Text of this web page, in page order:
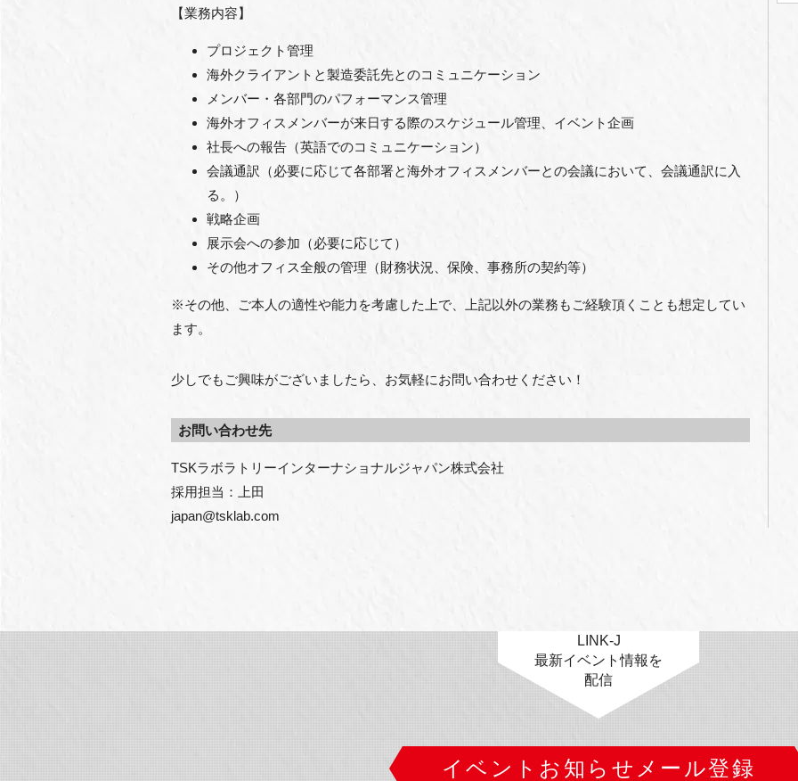
【業務内容】
プロジェクト管理
海外クライアントと製造委託先とのコミュニケーション
メンバー・各部門のパフォーマンス管理
海外オフィスメンバーが来日する際のスケジュール管理、イベント企画
社長への報告（英語でのコミュニケーション）
会議通訳（必要に応じて各部署と海外オフィスメンバーとの会議において、会議通訳に入
る。）
戦略企画
展示会への参加（必要に応じて）
その他オフィス全般の管理（財務状況、保険、事務所の契約等）
※その他、ご本人の適性や能力を考慮した上で、上記以外の業務もご経験頂くことも想定してい
ます。
少しでもご興味がございましたら、お気軽にお問い合わせください！
お問い合わせ先
TSKラボラトリーインターナショナルジャパン株式会社
採用担当：上田
japan@tsklab.com
LINK-J
最新イベント情報を
配信
イベントお知らせメール登録